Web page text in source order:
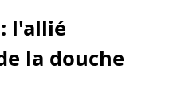
l'allié
la douche